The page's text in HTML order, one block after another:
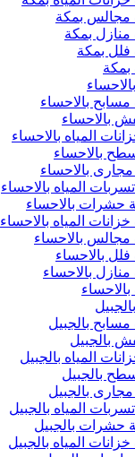
بمكة
بمكة
بمكة
بالاحساء
بالاحساء
المياه بالاحساء
بالاحساء
بالاحساء
المياه بالاحساء
حشرات بالاحساء
المياه بالاحساء
بالاحساء
بالاحساء
بالاحساء
بالجبيل
بالجبيل
المياه بالجبيل
بالجبيل
بالجبيل
المياه بالجبيل
حشرات بالجبيل
المياه بالجبيل